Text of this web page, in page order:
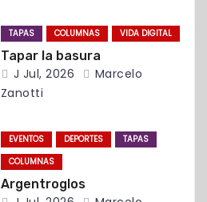
TAPAS COLUMNAS VIDA DIGITAL
Tapar la basura
J Jul, 2026
Marcelo
Zanotti
EVENTOS DEPORTES
TAPAS
COLUMNAS
Argentroglos